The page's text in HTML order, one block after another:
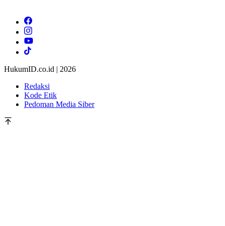
HukumID.co.id | 2026
Redaksi
Kode Etik
Pedoman Media Siber